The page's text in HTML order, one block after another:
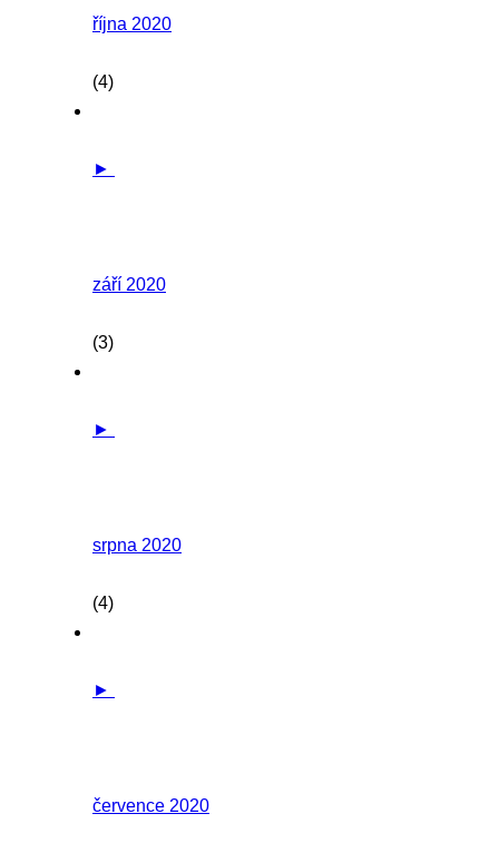
října 2020
(4)
►
září 2020
(3)
►
srpna 2020
(4)
►
července 2020